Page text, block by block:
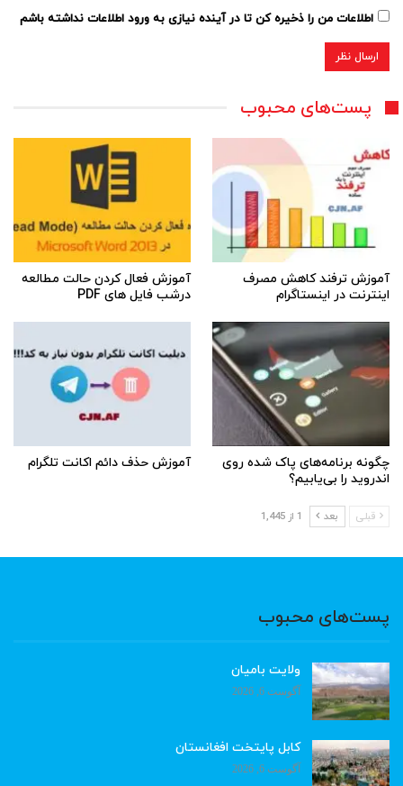
اطلاعات من را ذخیره کن تا در آینده نیازی به ورود اطلاعات نداشته باشم
پست‌های محبوب
آموزش ترفند کاهش مصرف
اینترنت در اینستاگرام
آموزش فعال کردن حالت مطالعه
درشب فایل های PDF
چگونه برنامه‌های پاک شده روی
اندروید را بی‌یابیم؟
آموزش حذف دائم اکانت تلگرام
قبلی بعد 1 از 1,445
پست‌های محبوب
ولایت بامیان
آگوست 6, 2026
کابل پایتخت افغانستان
آگوست 6, 2026